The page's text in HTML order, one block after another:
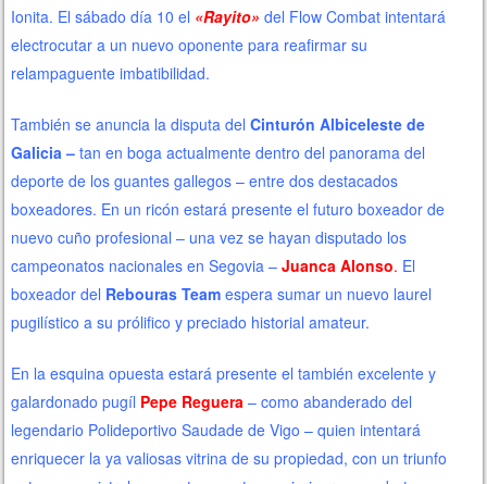
Ionita. El sábado día 10 el «Rayito» del Flow Combat intentará
electrocutar a un nuevo oponente para reafirmar su
relampaguente imbatibilidad.
También se anuncia la disputa delCinturón Albiceleste de
Galicia – tan en boga actualmente dentro del panorama del
deporte de los guantes gallegos – entre dos destacados
boxeadores. En un ricón estará presente el futuro boxeador de
nuevo cuño profesional – una vez se hayan disputado los
campeonatos nacionales en Segovia –Juanca Alonso. El
boxeador del Rebouras Team espera sumar un nuevo laurel
pugilístico a su prólifico y preciado historial amateur.
En la esquina opuesta estará presente el también excelente y
galardonado pugíl Pepe Reguera – como abanderado del
legendario Polideportivo Saudade de Vigo – quien intentará
enriquecer la ya valiosas vitrina de su propiedad, con un triunfo